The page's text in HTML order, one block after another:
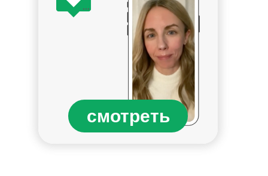
смотреть